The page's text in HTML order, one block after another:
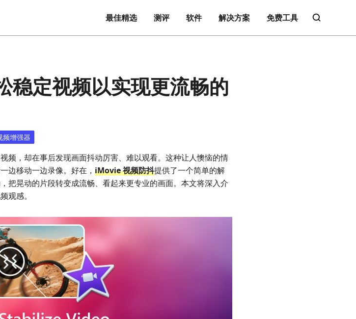
最佳精选 测评 软件 解决方案 免费工具
定视频以实现更流畅的
频增强器
频，却在事后发现画面抖动厉害、难以观看。这种让人懊恼的情
边移动一边录像。好在， iMovie 视频防抖提供了一个简单的解
把晃动的片段转变成流畅、看起来更专业的画面。本文将深入介
观感。